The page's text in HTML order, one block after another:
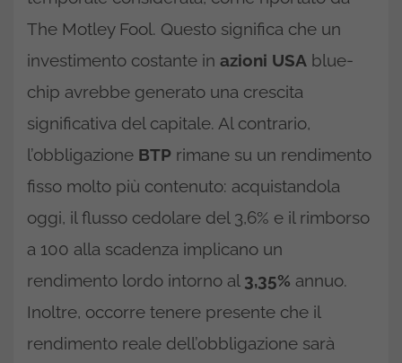
The Motley Fool. Questo significa che un
investimento costante in azioni USA blue-
chip avrebbe generato una crescita
significativa del capitale. Al contrario,
l’obbligazione BTP rimane su un rendimento
fisso molto più contenuto: acquistandola
oggi, il flusso cedolare del 3,6% e il rimborso
a 100 alla scadenza implicano un
rendimento lordo intorno al 3,35% annuo.
Inoltre, occorre tenere presente che il
rendimento reale dell’obbligazione sarà